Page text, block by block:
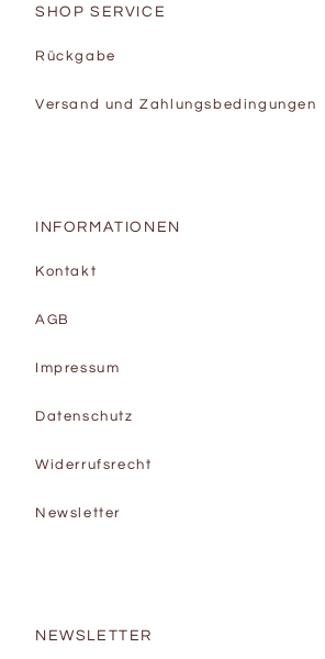
SHOP SERVICE
Rückgabe
Versand und Zahlungsbedingungen
INFORMATIONEN
Kontakt
AGB
Impressum
Datenschutz
Widerrufsrecht
Newsletter
NEWSLETTER